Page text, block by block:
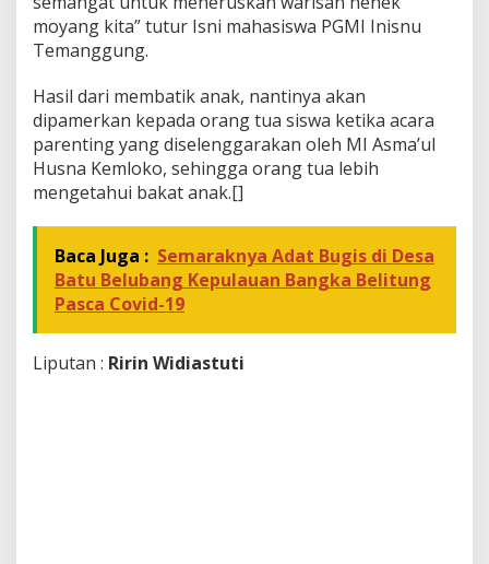
moyang kita” tutur Isni mahasiswa PGMI Inisnu
Temanggung.
Hasil dari membatik anak, nantinya akan
dipamerkan kepada orang tua siswa ketika acara
parenting yang diselenggarakan oleh MI Asma’ul
Husna Kemloko, sehingga orang tua lebih
mengetahui bakat anak.[]
Baca Juga : Semaraknya Adat Bugis di Desa
Batu Belubang Kepulauan Bangka Belitung
Pasca Covid-19
Liputan : Ririn Widiastuti